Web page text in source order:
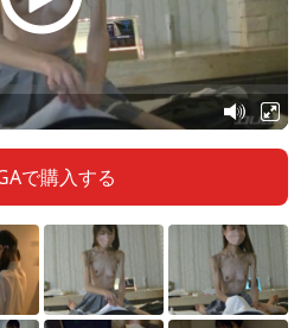
で購入する